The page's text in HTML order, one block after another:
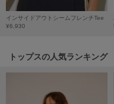
GRAMICCI
グラミチ
インサイドアウトシームフレンチTee
¥6,930
トップスの人気ランキング